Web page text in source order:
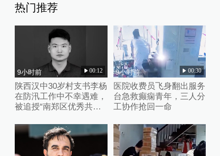
热门推荐
9小时前 00:12
陕西汉中30岁村支书李杨
在防汛工作中不幸遇难，
被追授“南郑区优秀共产
9小时前 00:30
医院收费员飞身翻出服务
台急救癫痫青年，三人分
工协作抢回一命